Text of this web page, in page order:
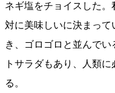
ネギ塩をチョイスした
対に美味しいに決まっ
き、ゴロゴロと並んで
トサラダもあり、人類
る。